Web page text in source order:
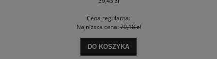
Cena regularna:
Najniższa cena:79,18 zł
DO KOSZYKA